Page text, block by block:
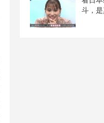
斗，